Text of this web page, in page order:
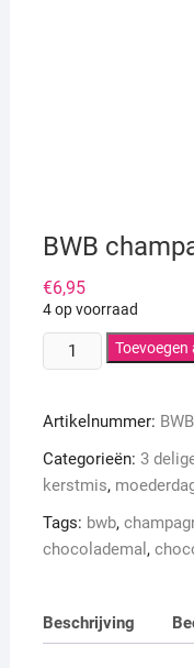
BWB
€6,95
4 op voorraad
BWB
champagne
aantal
Artikelnummer:
Categorieën: 3
kerstmis,
Tags: bwb,
chocolademal ,
Beschrijving